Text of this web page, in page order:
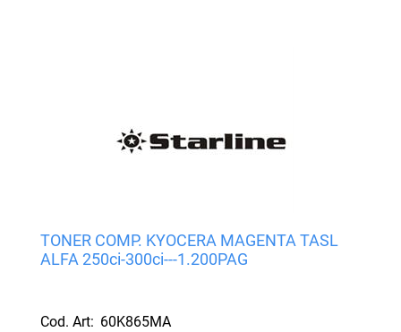
TONER COMP. KYOCERA MAGENTA TASL
ALFA 250ci-300ci---1.200PAG
Cod. Art: 60K865MA